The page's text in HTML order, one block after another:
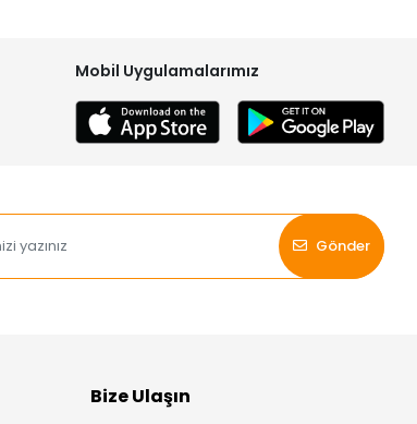
Mobil Uygulamalarımız
Gönder
Bize Ulaşın